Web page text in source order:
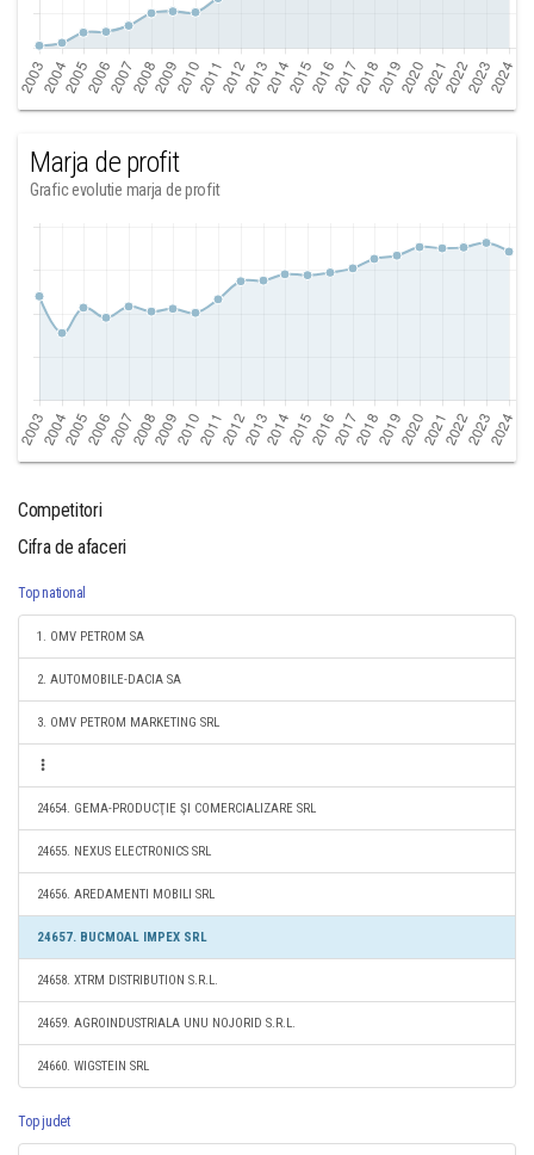
Marja de profit
Grafic evolutie marja de profit
Competitori
Cifra de afaceri
Top national
1. OMV PETROM SA
2. AUTOMOBILE-DACIA SA
3. OMV PETROM MARKETING SRL
24654. GEMA-PRODUCŢIE ŞI COMERCIALIZARE SRL
24655. NEXUS ELECTRONICS SRL
24656. AREDAMENTI MOBILI SRL
24657. BUCMOAL IMPEX SRL
24658. XTRM DISTRIBUTION S.R.L.
24659. AGROINDUSTRIALA UNU NOJORID S.R.L.
24660. WIGSTEIN SRL
Top judet